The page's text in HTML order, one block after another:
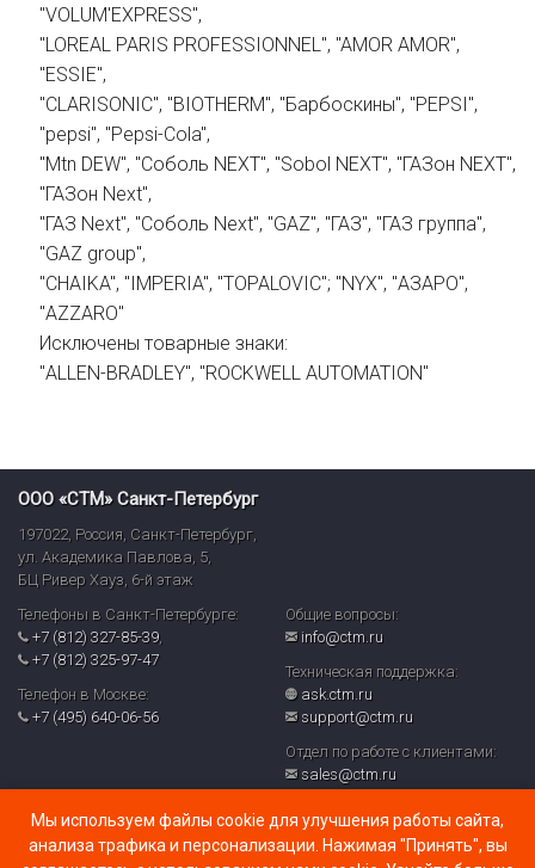
"VOLUM'EXPRESS",
"LOREAL PARIS PROFESSIONNEL", "AMOR AMOR",
"ESSIE",
"CLARISONIC", "BIOTHERM", "Барбоскины", "PEPSI",
"pepsi", "Pepsi-Cola",
"Mtn DEW", "Соболь NEXT", "Sobol NEXT", "ГАЗон NEXT",
"ГАЗон Next",
"ГАЗ Next", "Соболь Next", "GAZ", "ГАЗ", "ГАЗ группа",
"GAZ group",
"CHAIKA", "IMPERIA", "TOPALOVIC"; "NYX", "АЗАРО",
"AZZARO"
Исключены товарные знаки:
"ALLEN-BRADLEY", "ROCKWELL AUTOMATION"
ООО «СТМ» Санкт-Петербург
197022, Россия, Санкт-Петербург,
ул. Академика Павлова, 5,
БЦ Ривер Хауз, 6-й этаж
Телефоны в Санкт-Петербурге:
+7 (812) 327-85-39,
+7 (812) 325-97-47
Телефон в Москве:
+7 (495) 640-06-56
Общие вопросы:
info@ctm.ru
Техническая поддержка:
ask.ctm.ru
support@ctm.ru
Отдел по работе с клиентами:
sales@ctm.ru
© ООО «СТМ» 2026
Политика обработки персональных данных и реализуемых
Мы используем файлы cookie для улучшения работы сайта,
анализа трафика и персонализации. Нажимая "Принять", вы